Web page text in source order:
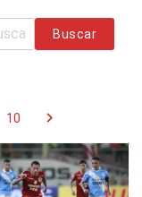
Buscar
10 chevron_right